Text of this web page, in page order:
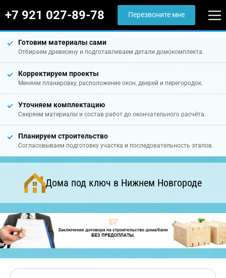
+7 921 027-89-78 Перезвоните мне
Готовим материалы сами
Отбираем древесину и подготавливаем детали домокомплекта.
Корректируем проекты
Меняем планировку, расположение окон, дверей и перегородок.
Уточняем комплектацию
Сверяем материалы и состав работ до окончательного расчёта.
Планируем строительство
Согласовываем подготовку участка и последовательность этапов.
Дома под ключ в Нижнем Новгороде